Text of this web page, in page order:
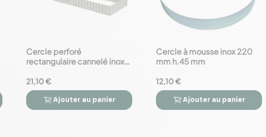
favorite_border
Cercle perforé
rectangulaire cannelé inox
21,10 €
 
Ajouter au panier
favorite_border
Cercle à mousse inox 220
mm h.45 mm
12,10 €
 
Ajouter au panier